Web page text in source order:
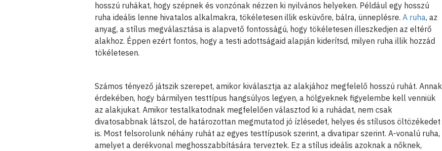
hosszú ruhákat, hogy szépnek és vonzónak nézzen ki nyilvános helyeken. Például egy hosszú
ruha ideális lenne hivatalos alkalmakra, tökéletesen illik esküvőre, bálra, ünneplésre. A ruha, az
anyag, a stílus megválasztása is alapvető fontosságú, hogy tökéletesen illeszkedjen az eltérő
alakhoz. Éppen ezért fontos, hogy a testi adottságaid alapján kiderítsd, milyen ruha illik hozzád
tökéletesen.
Számos tényező játszik szerepet, amikor kiválasztja az alakjához megfelelő hosszú ruhát. Annak
érdekében, hogy bármilyen testtípus hangsúlyos legyen, a hölgyeknek figyelembe kell venniük
az alakjukat. Amikor testalkatodnak megfelelően választod ki a ruhádat, nem csak
divatosabbnak látszol, de határozottan megmutatod jó ízlésedet, helyes és stílusos öltözékedet
is. Most felsorolunk néhány ruhát az egyes testtípusok szerint, a divatipar szerint. A-vonalú ruha,
amelyet a derékvonal meghosszabbítására terveztek. Ez a stílus ideális azoknak a nőknek,